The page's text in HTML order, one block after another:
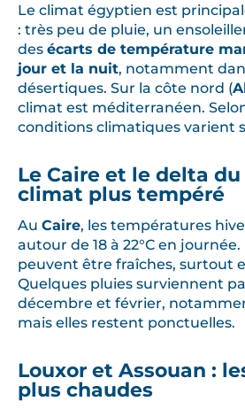
Le climat égyptien est
: très peu de pluie, un
des écarts de température
jour et la nuit, notamment
désertiques. Sur la côte nord (
climat est méditerranéen.
conditions climatiques varient
Le Caire et le delta
climat plus tempéré
Au Caire, les températures
autour de 18 à 22°C en journée.
peuvent être fraîches, surtout
Quelques pluies surviennent
décembre et février,
mais elles restent ponctuelles.
Louxor et Assouan :
plus chaudes